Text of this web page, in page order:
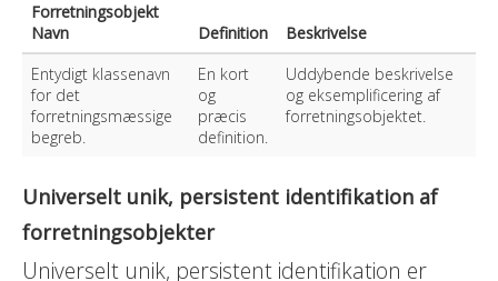
Forretningsobjekt
Navn
Definition
Beskrivelse
Entydigt klassenavn
for det
forretningsmæssige
begreb.
En kort
og
præcis
definition.
Uddybende beskrivelse
og eksemplificering af
forretningsobjektet.
Universelt unik, persistent identifikation af
forretningsobjekter
Universelt unik, persistent identifikation er